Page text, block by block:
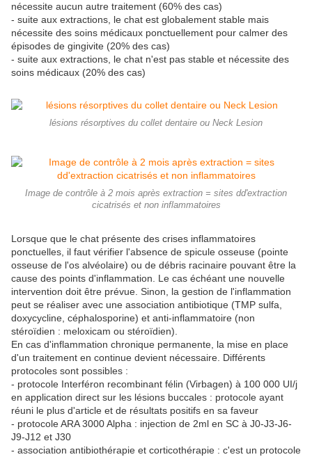
nécessite aucun autre traitement (60% des cas)
- suite aux extractions, le chat est globalement stable mais
nécessite des soins médicaux ponctuellement pour calmer des
épisodes de gingivite (20% des cas)
- suite aux extractions, le chat n'est pas stable et nécessite des
soins médicaux (20% des cas)
lésions résorptives du collet dentaire ou Neck Lesion
Image de contrôle à 2 mois après extraction = sites dd'extraction
cicatrisés et non inflammatoires
Lorsque que le chat présente des crises inflammatoires
ponctuelles, il faut vérifier l'absence de spicule osseuse (pointe
osseuse de l'os alvéolaire) ou de débris racinaire pouvant être la
cause des points d'inflammation. Le cas échéant une nouvelle
intervention doit être prévue. Sinon, la gestion de l'inflammation
peut se réaliser avec une association antibiotique (TMP sulfa,
doxycycline, céphalosporine) et anti-inflammatoire (non
stéroïdien : meloxicam ou stéroïdien).
En cas d'inflammation chronique permanente, la mise en place
d'un traitement en continue devient nécessaire. Différents
protocoles sont possibles :
- protocole Interféron recombinant félin (Virbagen) à 100 000 UI/j
en application direct sur les lésions buccales : protocole ayant
réuni le plus d'article et de résultats positifs en sa faveur
- protocole ARA 3000 Alpha : injection de 2ml en SC à J0-J3-J6-
J9-J12 et J30
- association antibiothérapie et corticothérapie : c'est un protocole